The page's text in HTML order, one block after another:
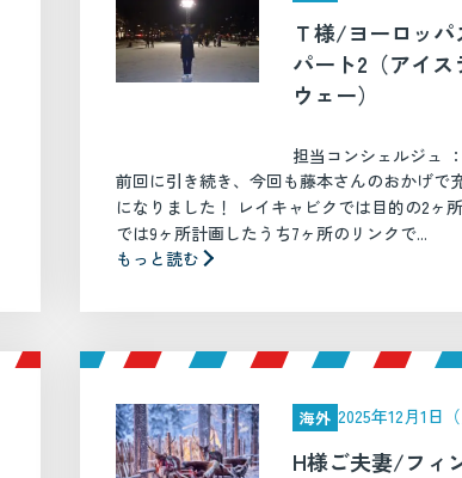
Ｔ様/ヨーロッ
パート2（アイ
ウェー）
担当コンシェルジュ
前回に引き続き、今回も藤本さんのおかげで
になりました！ レイキャビクでは目的の2ヶ
では9ヶ所計画したうち7ヶ所のリンクで...
もっと読む
海外 2025年12月1日
H様ご夫妻/フィ